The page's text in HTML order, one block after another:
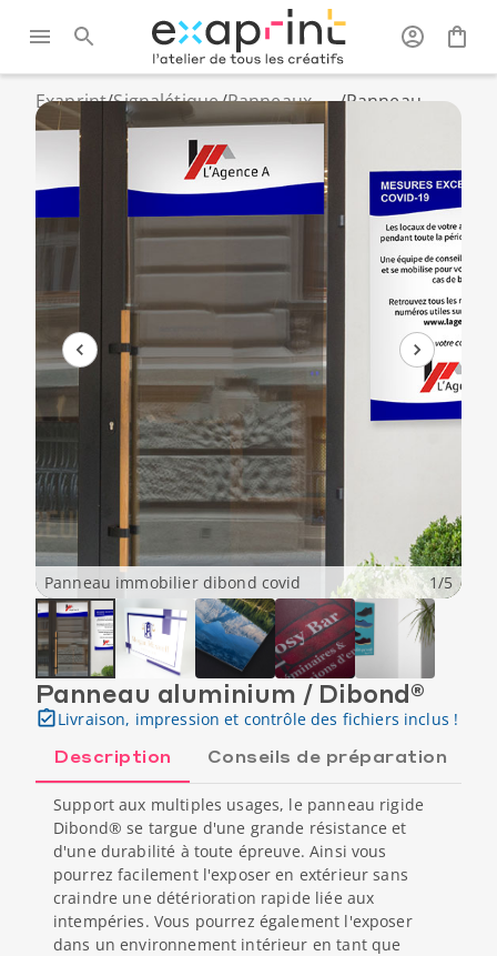
Exaprint/Signalétique
et grand
format
/Panneaux
publicitaires
rigides
/Panneau
Dibond®
Panneau immobilier dibond covid 1/5
Panneau aluminium / Dibond®
Livraison, impression et contrôle des fichiers inclus !
Description Conseils de préparation
Support aux multiples usages, le panneau rigide
Dibond® se targue d'une grande résistance et
d'une durabilité à toute épreuve. Ainsi vous
pourrez facilement l'exposer en extérieur sans
craindre une détérioration rapide liée aux
intempéries. Vous pourrez également l'exposer
dans un environnement intérieur en tant que